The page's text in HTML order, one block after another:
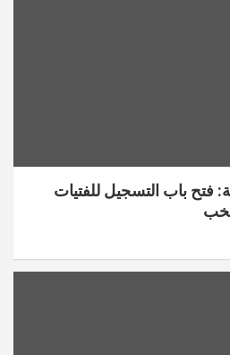
فتح باب التسجيل للفتيات